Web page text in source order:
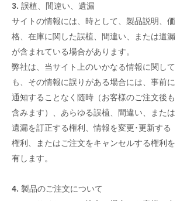
3. 誤植、間違い、遺漏
サイトの情報には、時として、製品説明、価
格、在庫に関した誤植、間違い、または遺漏
が含まれている場合があります。
弊社は、当サイト上のいかなる情報に関して
も、その情報に誤りがある場合には、事前に
通知することなく随時（お客様のご注文後も
含みます）、あらゆる誤植、間違い、または
遺漏を訂正する権利、情報を変更･更新する
権利、またはご注文をキャンセルする権利を
有します。
4. 製品のご注文について